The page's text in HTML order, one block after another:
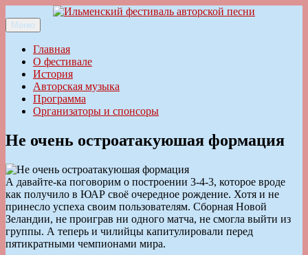
к
содержимому
Ильменский фестиваль авторской песни
Меню
Главная
О фестивале
История
Авторская музыка
Программа
Организаторы и спонсоры
Не очень остроатакуюшая формация
А давайте-ка поговорим о построении 3-4-3, которое вроде
как получило в ЮАР своё очередное рождение. Хотя и не
принесло успеха своим пользователям. Сборная Новой
Зеландии, не проиграв ни одного матча, не смогла выйти из
группы. А теперь и чилийцы капитулировали перед
пятикратными чемпионами мира.